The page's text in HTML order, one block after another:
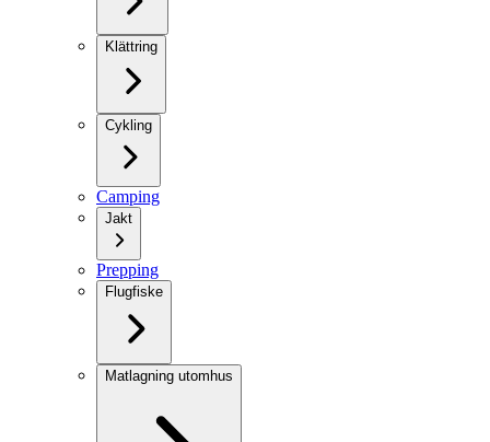
Klättring
Cykling
Camping
Jakt
Prepping
Flugfiske
Matlagning utomhus